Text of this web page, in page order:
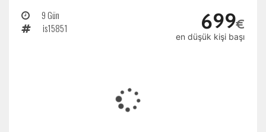
9 Gün
is15851
699€
en düşük kişi başı